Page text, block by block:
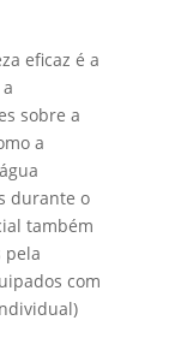
eficaz é a
sobre a
a
durante o
também
pela
com